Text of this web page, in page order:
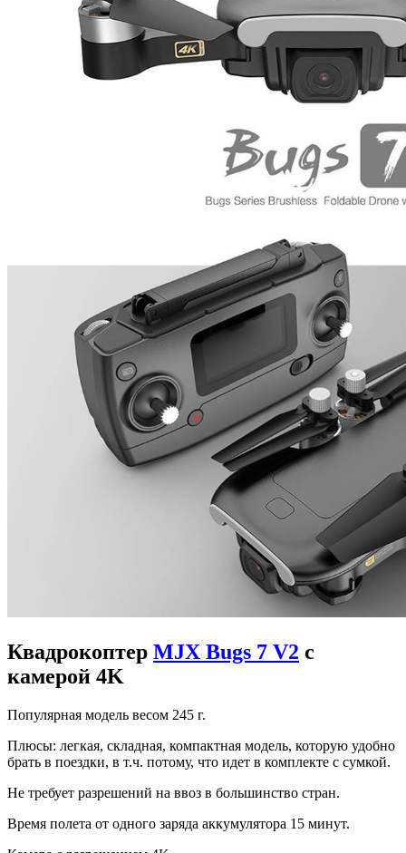
Квадрокоптер MJX Bugs 7 V2 с
камерой 4K
Популярная модель весом 245 г.
Плюсы: легкая, складная, компактная модель, которую удобно
брать в поездки, в т.ч. потому, что идет в комплекте с сумкой.
Не требует разрешений на ввоз в большинство стран.
Время полета от одного заряда аккумулятора 15 минут.